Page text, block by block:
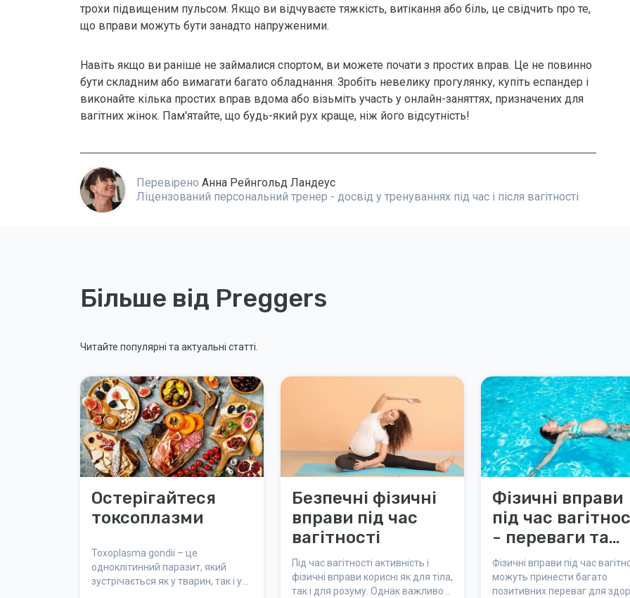
трохи підвищеним пульсом. Якщо ви відчуваєте тяжкість, витікання або біль, це свідчить про те,
що вправи можуть бути занадто напруженими.
Навіть якщо ви раніше не займалися спортом, ви можете почати з простих вправ. Це не повинно
бути складним або вимагати багато обладнання. Зробіть невелику прогулянку, купіть еспандер і
виконайте кілька простих вправ вдома або візьміть участь у онлайн-заняттях, призначених для
вагітних жінок. Пам'ятайте, що будь-який рух краще, ніж його відсутність!
Перевірено Анна Рейнгольд Ландеус
Ліцензований персональний тренер - досвід у тренуваннях під час і після вагітності
Більше від Preggers
Читайте популярні та актуальні статті.
Остерігайтеся
токсоплазми
Toxoplasma gondii – це
одноклітинний паразит, який
зустрічається як у тварин, так і у
Безпечні фізичні
вправи під час
вагітності
Під час вагітності активність і
фізичні вправи корисні як для тіла,
так і для розуму. Однак важливо
Фізичні вправи
під час
- переваги та
рекомендації
Фізичні вправи під час
можуть принести багато
позитивних переваг для